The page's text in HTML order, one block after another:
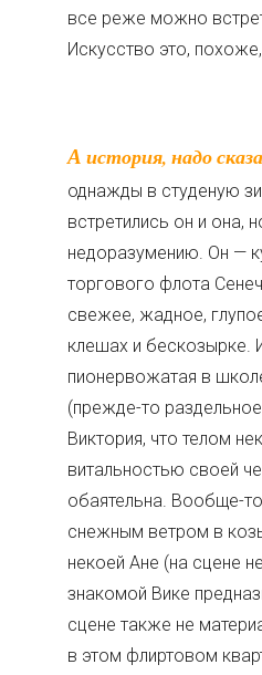
все реже можно
Искусство это,
А история, надо сказать, простая —
однажды в студеную
встретились он и она,
недоразумению. Он —
торгового флота
свежее, жадное,
клешах и бескозырке.
пионервожатая в
(прежде-то
Виктория, что телом
витальностью своей
обаятельна. Вообще-
снежным ветром в
некоей Ане (на сцене
знакомой Вике
сцене также не
в этом флиртовом